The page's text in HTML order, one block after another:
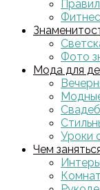
Фото
Мода для
Уроки
Чем